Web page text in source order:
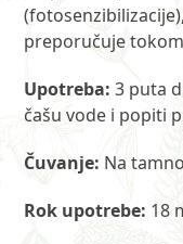
preporučuje
Upotreba: 3 puta
čašu vode i popiti
Čuvanje: Na
Rok upotrebe: 18